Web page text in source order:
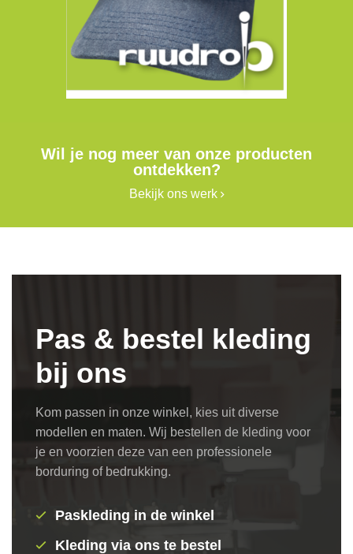
Wil je nog meer van onze producten
ontdekken?
Bekijk ons werk
Pas & bestel kleding
bij ons
Kom passen in onze winkel, kies uit diverse
modellen en maten. Wij bestellen de kleding voor
je en voorzien deze van een professionele
borduring of bedrukking.
Paskleding in de winkel
Kleding via ons te bestel